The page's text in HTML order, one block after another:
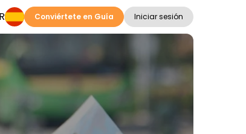
Conviértete en Guía Iniciar sesión